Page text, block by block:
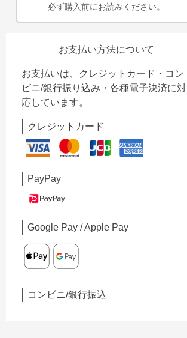
必ず購入前にお読みください。
お支払い方法について
お支払いは、クレジットカード・コン
ビニ/銀行振り込み・各種電子決済に対
応しています。
クレジットカード
PayPay
Google Pay / Apple Pay
コンビニ/銀行振込